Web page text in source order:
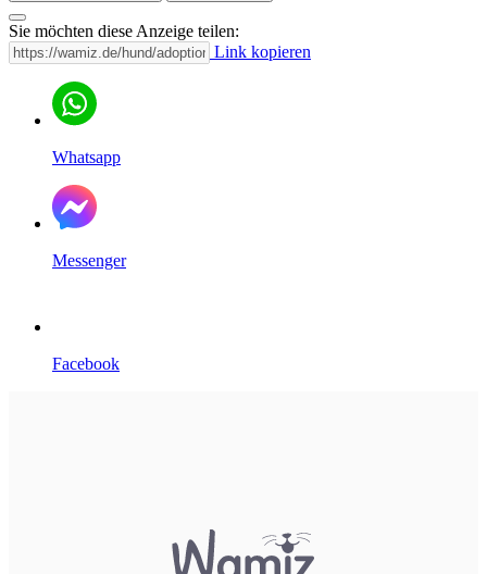
Sie möchten diese Anzeige teilen:
Link kopieren
Whatsapp
Messenger
Facebook